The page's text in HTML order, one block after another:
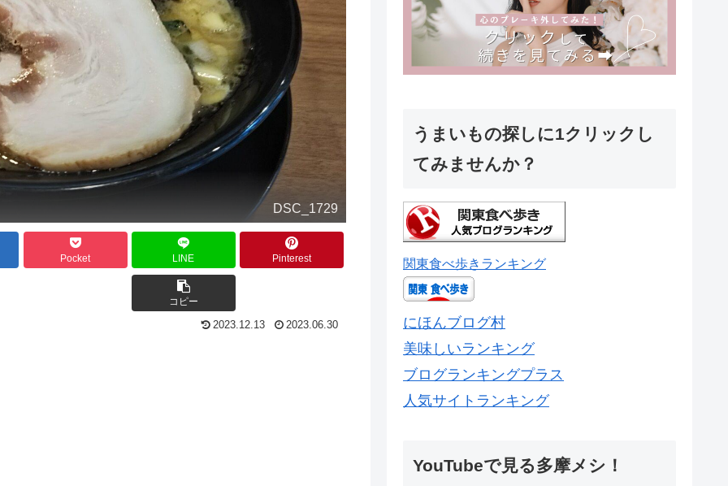
DSC_1729
Pocket LINE Pinterest
コピー
2023.12.13 2023.06.30
うまいもの探しに1クリックし
てみませんか？
関東食べ歩きランキング
にほんブログ村
美味しいランキング
ブログランキングプラス
人気サイトランキング
YouTubeで見る多摩メシ！